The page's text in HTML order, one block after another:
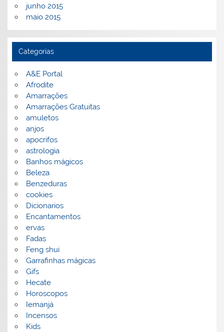
junho 2015
maio 2015
Categorias
A&E Portal
Afrodite
Amarrações
Amarrações Gratuitas
amuletos
anjos
apocrifos
astrologia
Banhos mágicos
Beleza
Benzeduras
cookies
Dicionarios
Encantamentos
ervas
Fadas
Feng shui
Garrafinhas mágicas
Gifs
Hecate
Horoscopos
Iemanjá
Incensos
Kids